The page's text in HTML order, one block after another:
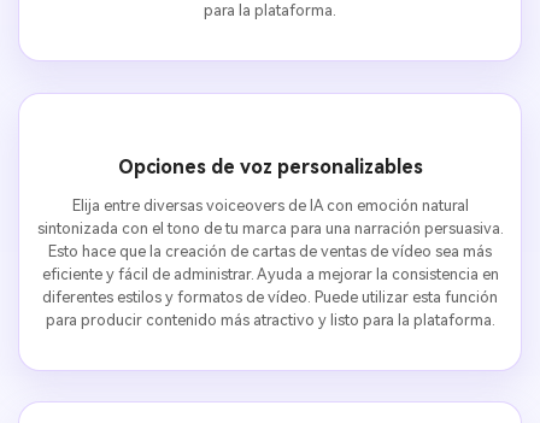
para la plataforma.
Opciones de voz personalizables
Elija entre diversas voiceovers de IA con emoción natural
sintonizada con el tono de tu marca para una narración persuasiva.
Esto hace que la creación de cartas de ventas de vídeo sea más
eficiente y fácil de administrar. Ayuda a mejorar la consistencia en
diferentes estilos y formatos de vídeo. Puede utilizar esta función
para producir contenido más atractivo y listo para la plataforma.